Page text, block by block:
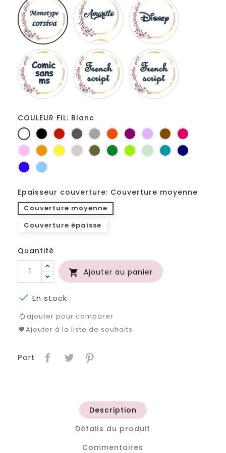
corsiva
Comic
sans
ms
French
script
COULEUR FIL: Blanc
BlancNoir RougeGris
foncé
Gris
clair
Orange
PruneLilasMarronFuchsia
RoseJaune
d'or
jauneFicelleKaki Vert
bouteille
Anis Vert
d'eau
Turquoise
Marine
Bleu
roi
Bleu
Epaisseur couverture: Couverture moyenne
Couverture moyenne
Couverture épaisse
Quantité
 Ajouter au panier
 En stock
ajouter pour comparer
Ajouter à la liste de souhaits
Part
Description
Détails du produit
Commentaires